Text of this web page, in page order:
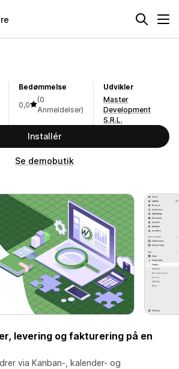
Bedømmelse
0,0
(0
Anmeldelser)
Udvikler
Master
Development
S.R.L.
Installér
Se demobutik
levering og fakturering på en
via Kanban-, kalender- og